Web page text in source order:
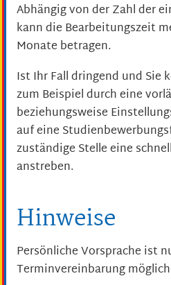
Abhängig von der Zahl der
kann die Bearbeitungszeit
Monate betragen.
Ist Ihr Fall dringend und Sie
zum Beispiel durch eine
beziehungsweise
auf eine
zuständige Stelle eine
anstreben.
Hinweise
Persönliche Vorsprache ist
Terminvereinbarung